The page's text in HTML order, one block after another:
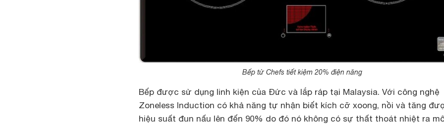
Bếp từ Chefs tiết kiệm 20% điện năng
Bếp được sử dụng linh kiện của Đức và lắp ráp tại Malaysia. Với công nghệ
Zoneless Induction có khả năng tự nhận biết kích cỡ xoong, nồi và tăng
hiệu suất đun nấu lên đến 90% do đó nó không có sự thất thoát nhiệt ra